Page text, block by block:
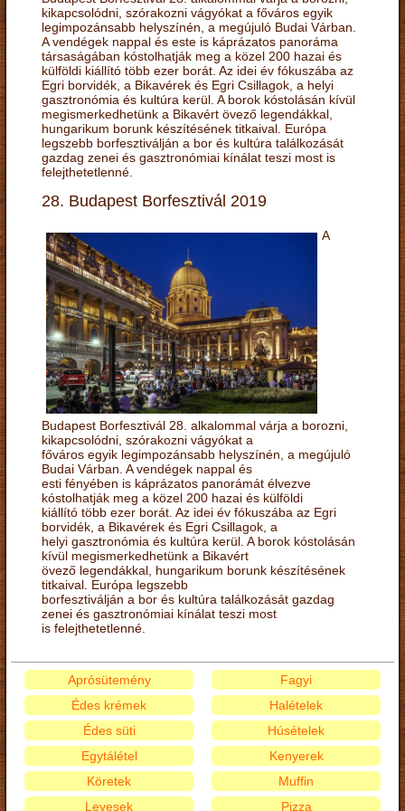
kikapcsolódni, szórakozni vágyókat a főváros egyik
legimpozánsabb helyszínén, a megújuló Budai Várban.
A vendégek nappal és este is káprázatos panoráma
társaságában kóstolhatják meg a közel 200 hazai és
külföldi kiállító több ezer borát. Az idei év fókuszába az
Egri borvidék, a Bikavérek és Egri Csillagok, a helyi
gasztronómia és kultúra kerül. A borok kóstolásán kívül
megismerkedhetünk a Bikavért övező legendákkal,
hungarikum borunk készítésének titkaival. Európa
legszebb borfesztiválján a bor és kultúra találkozását
gazdag zenei és gasztronómiai kínálat teszi most is
felejthetetlenné.
28. Budapest Borfesztivál 2019
A
Budapest Borfesztivál 28. alkalommal várja a borozni,
kikapcsolódni, szórakozni vágyókat a
főváros egyik legimpozánsabb helyszínén, a megújuló
Budai Várban. A vendégek nappal és
esti fényében is káprázatos panorámát élvezve
kóstolhatják meg a közel 200 hazai és külföldi
kiállító több ezer borát. Az idei év fókuszába az Egri
borvidék, a Bikavérek és Egri Csillagok, a
helyi gasztronómia és kultúra kerül. A borok kóstolásán
kívül megismerkedhetünk a Bikavért
övező legendákkal, hungarikum borunk készítésének
titkaival. Európa legszebb
borfesztiválján a bor és kultúra találkozását gazdag
zenei és gasztronómiai kínálat teszi most
is felejthetetlenné.
Aprósütemény
Édes krémek
Édes süti
Egytálétel
Fagyi
Halételek
Húsételek
Kenyerek
Köretek
Levesek
Muffin
Pizza